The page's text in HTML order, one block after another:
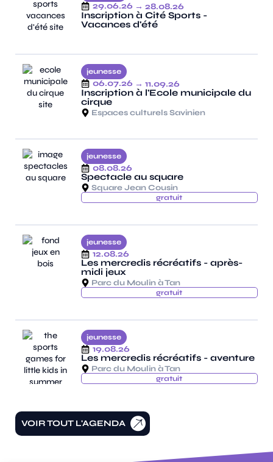
29.06.26 → 28.08.26
Inscription à Cité Sports -
Vacances d'été
jeunesse
06.07.26 → 11.09.26
Inscription à l'Ecole municipale du
cirque
Espaces culturels Savinien
jeunesse
08.08.26
Spectacle au square
Square Jean Cousin
gratuit
jeunesse
12.08.26
Les mercredis récréatifs - après-
midi jeux
Parc du Moulin à Tan
gratuit
jeunesse
19.08.26
Les mercredis récréatifs - aventure
Parc du Moulin à Tan
gratuit
VOIR TOUT L'AGENDA